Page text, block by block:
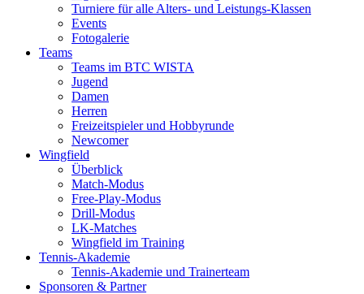
Turniere für alle Alters- und Leistungs-Klassen
Events
Fotogalerie
Teams
Teams im BTC WISTA
Jugend
Damen
Herren
Freizeitspieler und Hobbyrunde
Newcomer
Wingfield
Überblick
Match-Modus
Free-Play-Modus
Drill-Modus
LK-Matches
Wingfield im Training
Tennis-Akademie
Tennis-Akademie und Trainerteam
Sponsoren & Partner